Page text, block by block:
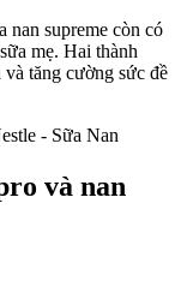
nan supreme còn có
mẹ. Hai thành
tăng cường sức đề
và nan